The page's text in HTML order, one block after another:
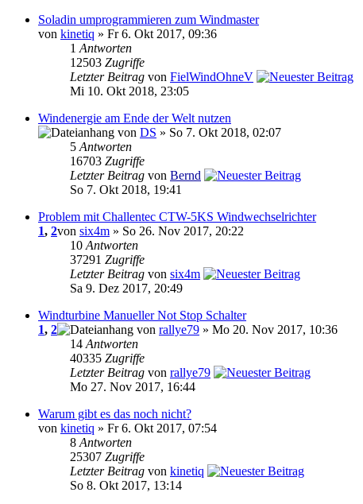
Soladin umprogrammieren zum Windmaster
von kinetiq » Fr 6. Okt 2017, 09:36
1 Antworten
12503 Zugriffe
Letzter Beitrag von FielWindOhneV
Mi 10. Okt 2018, 23:05
Windenergie am Ende der Welt nutzen
von DS » So 7. Okt 2018, 02:07
5 Antworten
16703 Zugriffe
Letzter Beitrag von Bernd
So 7. Okt 2018, 19:41
Problem mit Challentec CTW-5KS Windwechselrichter
1, 2von six4m » So 26. Nov 2017, 20:22
10 Antworten
37291 Zugriffe
Letzter Beitrag von six4m
Sa 9. Dez 2017, 20:49
Windturbine Manueller Not Stop Schalter
1, 2 von rallye79 » Mo 20. Nov 2017, 10:36
14 Antworten
40335 Zugriffe
Letzter Beitrag von rallye79
Mo 27. Nov 2017, 16:44
Warum gibt es das noch nicht?
von kinetiq » Fr 6. Okt 2017, 07:54
8 Antworten
25307 Zugriffe
Letzter Beitrag von kinetiq
So 8. Okt 2017, 13:14